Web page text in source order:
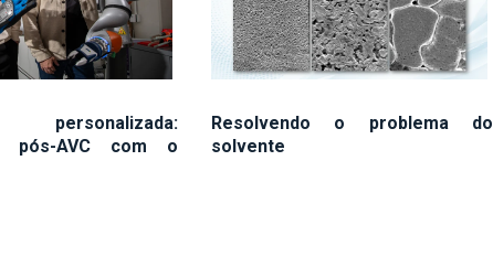
personalizada:
pós-AVC com o
Resolvendo o problema do
solvente